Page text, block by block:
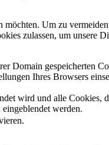
Um zu
zulassen, um
Domain gespeicherten
Ihres Browsers
wird und alle
werden.